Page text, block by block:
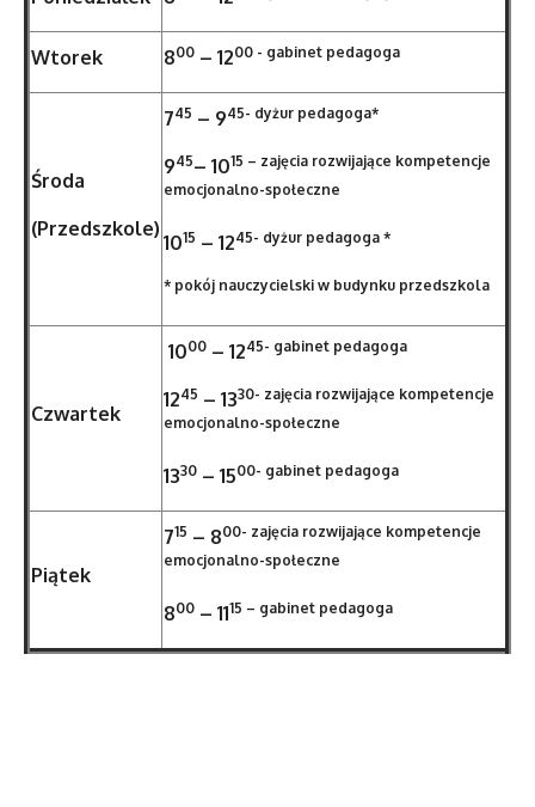
Wtorek 800 – 1200 - gabinet pedagoga
Środa
(Przedszkole)
745 – 945- dyżur pedagoga*
945– 1015 – zajęcia rozwijające kompetencje
emocjonalno-społeczne
1015 – 1245- dyżur pedagoga *
* pokój nauczycielski w budynku przedszkola
Czwartek
1000 – 1245- gabinet pedagoga
1245 – 1330- zajęcia rozwijające kompetencje
emocjonalno-społeczne
1330 – 1500- gabinet pedagoga
Piątek
715 – 800- zajęcia rozwijające kompetencje
emocjonalno-społeczne
800 – 1115 – gabinet pedagoga